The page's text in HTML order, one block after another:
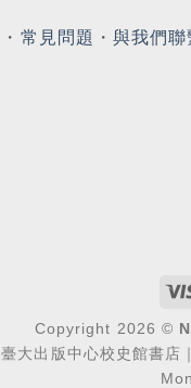
・ 常見問題 ・與我們聯
Copyright 2026 ©
臺大出版中心校史館書